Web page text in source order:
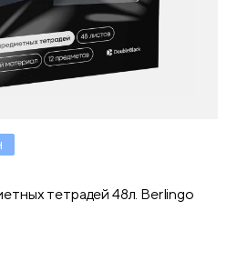
тетрадей 48л. Berlingo